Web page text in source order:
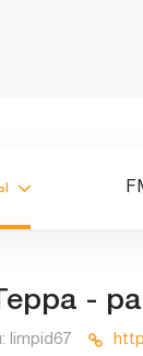
-
limpid67